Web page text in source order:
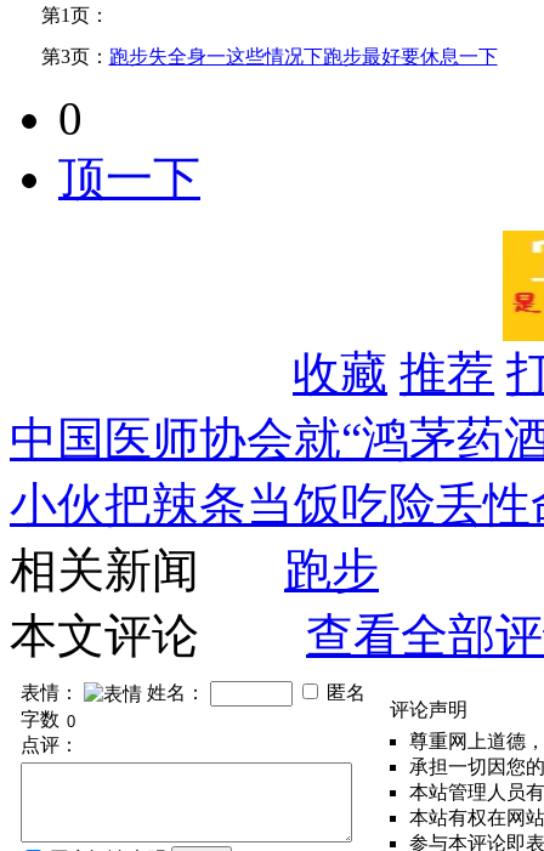
第1页：
第3页： 跑步失全身一这些情况下跑步最好要休息一下
0
顶一下
收藏 推荐
中国医师协会就“鸿茅药
小伙把辣条当饭吃险丢
相关新闻
跑步
本文评论
查看全部
表情： 姓名：
匿名
字数
点评：
评论声明
尊重网上道德
承担一切因您
本站管理人员
本站有权在网
参与本评论即